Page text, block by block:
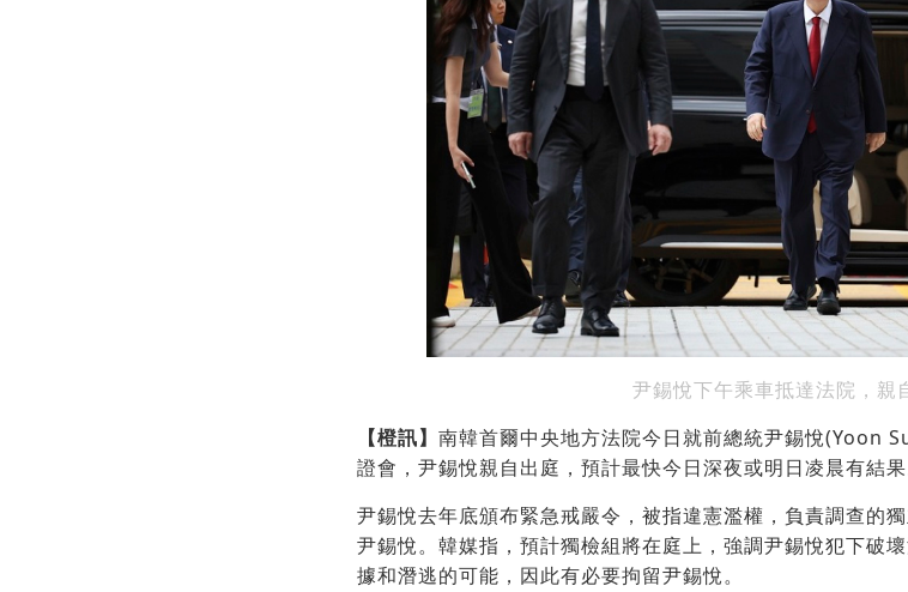
尹錫悅下午乘車抵達法院，親
【橙訊】 南韓首爾中央地方法院今日就前總統尹錫悅(Yoon
證會，尹錫悅親自出庭，預計最快今日深夜或明日凌晨有結果
尹錫悅去年底頒布緊急戒嚴令，被指違憲濫權，負責調查的
尹錫悅。韓媒指，預計獨檢組將在庭上，強調尹錫悅犯下破
據和潛逃的可能，因此有必要拘留尹錫悅。